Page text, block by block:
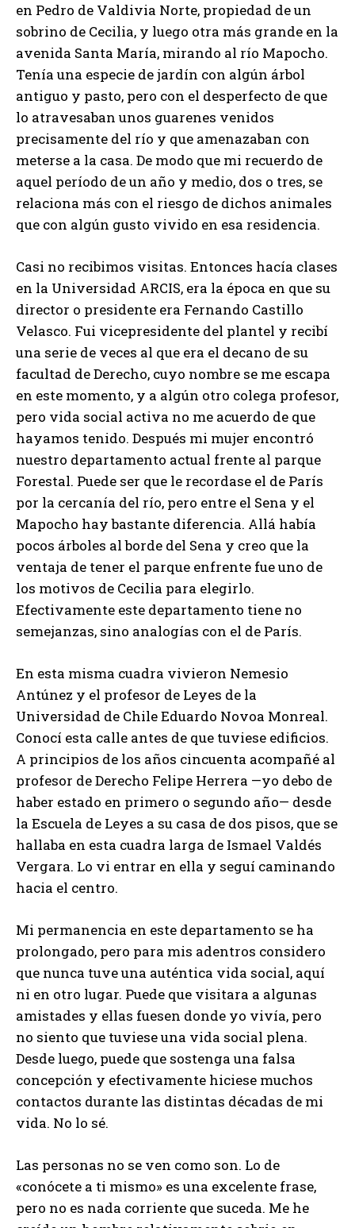
en Pedro de Valdivia Norte, propiedad de un
sobrino de Cecilia, y luego otra más grande en la
avenida Santa María, mirando al río Mapocho.
Tenía una especie de jardín con algún árbol
antiguo y pasto, pero con el desperfecto de que
lo atravesaban unos guarenes venidos
precisamente del río y que amenazaban con
meterse a la casa. De modo que mi recuerdo de
aquel período de un año y medio, dos o tres, se
relaciona más con el riesgo de dichos animales
que con algún gusto vivido en esa residencia.
Casi no recibimos visitas. Entonces hacía clases
en la Universidad ARCIS, era la época en que su
director o presidente era Fernando Castillo
Velasco. Fui vicepresidente del plantel y recibí
una serie de veces al que era el decano de su
facultad de Derecho, cuyo nombre se me escapa
en este momento, y a algún otro colega profesor,
pero vida social activa no me acuerdo de que
hayamos tenido. Después mi mujer encontró
nuestro departamento actual frente al parque
Forestal. Puede ser que le recordase el de París
por la cercanía del río, pero entre el Sena y el
Mapocho hay bastante diferencia. Allá había
pocos árboles al borde del Sena y creo que la
ventaja de tener el parque enfrente fue uno de
los motivos de Cecilia para elegirlo.
Efectivamente este departamento tiene no
semejanzas, sino analogías con el de París.
En esta misma cuadra vivieron Nemesio
Antúnez y el profesor de Leyes de la
Universidad de Chile Eduardo Novoa Monreal.
Conocí esta calle antes de que tuviese edificios.
A principios de los años cincuenta acompañé al
profesor de Derecho Felipe Herrera —yo debo de
haber estado en primero o segundo año— desde
la Escuela de Leyes a su casa de dos pisos, que se
hallaba en esta cuadra larga de Ismael Valdés
Vergara. Lo vi entrar en ella y seguí caminando
hacia el centro.
Mi permanencia en este departamento se ha
prolongado, pero para mis adentros considero
que nunca tuve una auténtica vida social, aquí
ni en otro lugar. Puede que visitara a algunas
amistades y ellas fuesen donde yo vivía, pero
no siento que tuviese una vida social plena.
Desde luego, puede que sostenga una falsa
concepción y efectivamente hiciese muchos
contactos durante las distintas décadas de mi
vida. No lo sé.
Las personas no se ven como son. Lo de
«conócete a ti mismo» es una excelente frase,
pero no es nada corriente que suceda. Me he